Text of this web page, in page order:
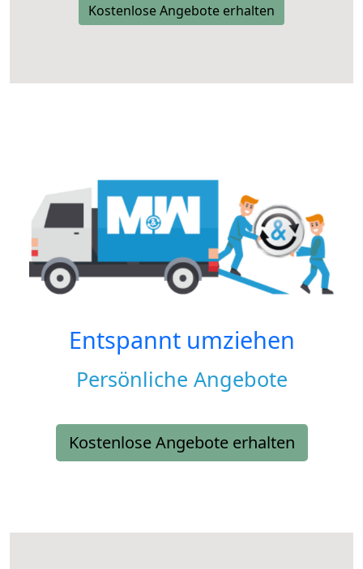
Kostenlose Angebote erhalten
Entspannt umziehen
Persönliche Angebote
Kostenlose Angebote erhalten